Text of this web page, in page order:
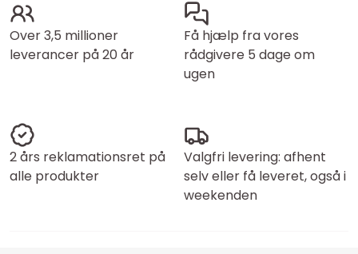
Over 3,5 millioner
leverancer på 20 år
Få hjælp fra vores
rådgivere 5 dage om
ugen
2 års reklamationsret på
alle produkter
Valgfri levering: afhent
selv eller få leveret, også i
weekenden